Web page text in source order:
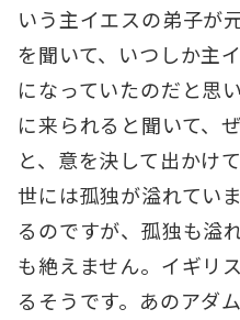
いう主イエスの弟子が
を聞いて、いつしか主
になっていたのだと思
に来られると聞いて、
と、意を決して出かけ
世には孤独が溢れてい
るのですが、孤独も溢
も絶えません。イギリ
るそうです。あのアダ